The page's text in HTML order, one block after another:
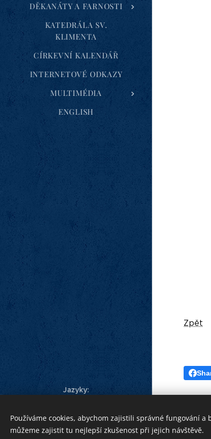
DĚKANÁTY A FARNOSTI
KATEDRÁLA SV.
KLIMENTA
CÍRKEVNÍ KALENDÁŘ
INTERNETOVÉ ODKAZY
MULTIMÉDIA
ENGLISH
Zpět
©Apoštolský exarchát
řeckokatolické církve v ČR 2019
Jazyky
Používáme cookies, abychom zajistili správné fungování a
můžeme zajistit tu nejlepší zkušenost při jejich návštěvě.